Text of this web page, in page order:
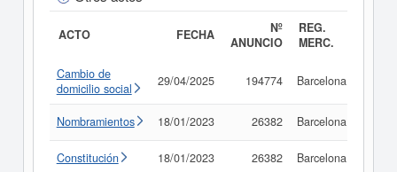
ACTO FECHA
Nº
ANUNCIO
REG.
MERC.
Cambio de
domicilio social
29/04/2025 194774 Barcelona
Nombramientos 18/01/2023 26382 Barcelona
Constitución 18/01/2023 26382 Barcelona